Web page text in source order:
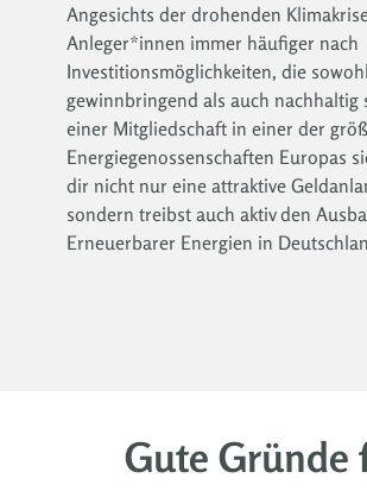
Angesichts der drohenden
Anleger*innen immer häufiger nach
Investitionsmöglichkeiten, die sowohl
gewinnbringend als auch nachhaltig
einer Mitgliedschaft in einer der
Energiegenossenschaften Europas
dir nicht nur eine attraktive
sondern treibst auch aktiv den
Erneuerbarer Energien in
Gute Gründe